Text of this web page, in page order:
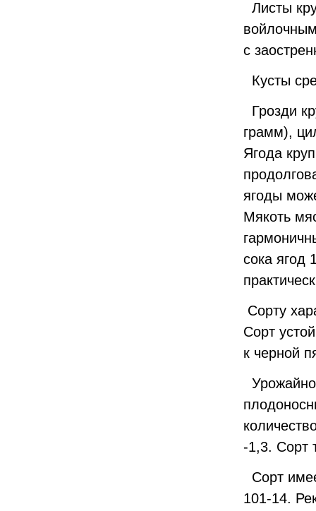
Листы
с
Кусты
Грозди
грамм),
Ягода
ягоды
Мякоть
сока ягод
Сорту
Сорт
к черной
-1,3. Сорт
Сорт
101-14.